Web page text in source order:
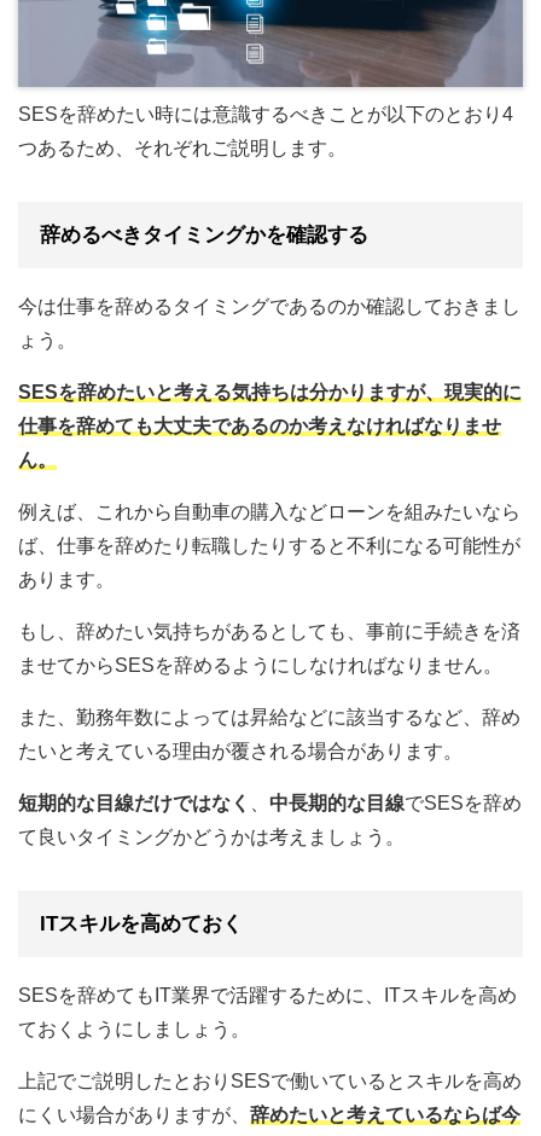
SESを辞めたい時には意識するべきことが以下のとおり4
つあるため、それぞれご説明します。
辞めるべきタイミングかを確認する
今は仕事を辞めるタイミングであるのか確認しておきまし
ょう。
SESを辞めたいと考える気持ちは分かりますが、現実的に
仕事を辞めても大丈夫であるのか考えなければなりませ
ん。
例えば、これから自動車の購入などローンを組みたいなら
ば、仕事を辞めたり転職したりすると不利になる可能性が
あります。
もし、辞めたい気持ちがあるとしても、事前に手続きを済
ませてからSESを辞めるようにしなければなりません。
また、勤務年数によっては昇給などに該当するなど、辞め
たいと考えている理由が覆される場合があります。
短期的な目線だけではなく 中長期的な目線でSESを辞め
て良いタイミングかどうかは考えましょう。
ITスキルを高めておく
SESを辞めてもIT業界で活躍するために、ITスキルを高め
ておくようにしましょう。
上記でご説明したとおりSESで働いているとスキルを高め
にくい場合がありますが、 辞めたいと考えているならば今